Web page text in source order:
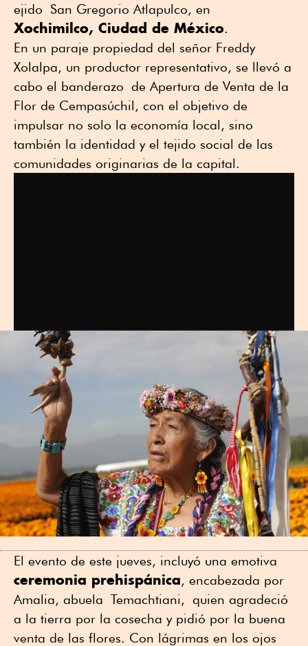
ejido San Gregorio Atlapulco, en
Xochimilco, Ciudad de México.
En un paraje propiedad del señor Freddy
Xolalpa, un productor representativo, se llevó a
cabo el banderazo de Apertura de Venta de la
Flor de Cempasúchil, con el objetivo de
impulsar no solo la economía local, sino
también la identidad y el tejido social de las
comunidades originarias de la capital.
El evento de este jueves, incluyó una emotiva
ceremonia prehispánica, encabezada por
Amalia, abuela Temachtiani, quien agradeció
a la tierra por la cosecha y pidió por la buena
venta de las flores. Con lágrimas en los ojos